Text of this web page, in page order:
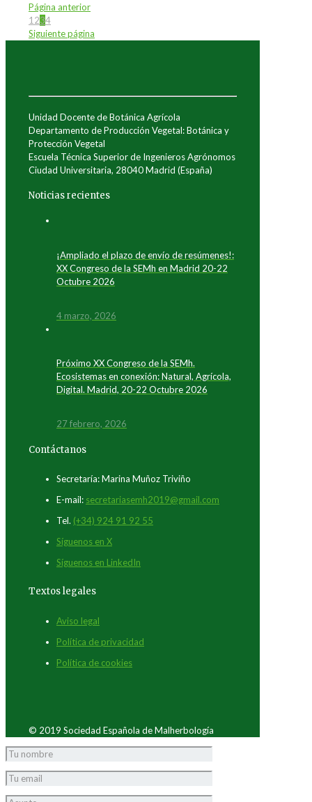
Página anterior
1 234
Siguiente página
Unidad Docente de Botánica Agrícola
Departamento de Producción Vegetal: Botánica y
Protección Vegetal
Escuela Técnica Superior de Ingenieros Agrónomos
Ciudad Universitaria, 28040 Madrid (España)
Noticias recientes
¡Ampliado el plazo de envío de resúmenes!:
XX Congreso de la SEMh en Madrid 20-22
Octubre 2026
4 marzo, 2026
Próximo XX Congreso de la SEMh.
Ecosistemas en conexión: Natural, Agrícola,
Digital. Madrid, 20-22 Octubre 2026
27 febrero, 2026
Contáctanos
Secretaría: Marina Muñoz Triviño
E-mail: secretariasemh2019@gmail.com
Tel. (+34) 924 91 92 55
Síguenos en X
Síguenos en LinkedIn
Textos legales
Aviso legal
Política de privacidad
Política de cookies
© 2019 Sociedad Española de Malherbología